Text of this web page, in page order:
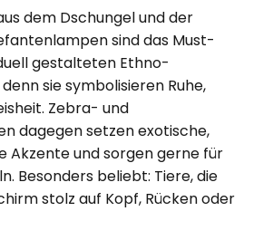
dem Dschungel und der
sind das Must-
gestalteten Ethno-
sie symbolisieren Ruhe,
Zebra- und
dagegen setzen exotische,
Akzente und sorgen gerne für
Besonders beliebt: Tiere, die
stolz auf Kopf, Rücken oder